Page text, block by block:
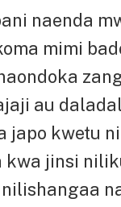
naenda
mimi
au
japo kwetu
kwa jinsi